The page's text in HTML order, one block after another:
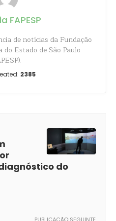
FAPESP
de notícias da Fundação
do Estado de São Paulo
2385
do